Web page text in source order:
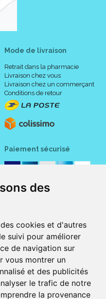
des
cookies et d'autres
suivi pour améliorer
de navigation sur
vous montrer un
et des publicités
le trafic de notre
la provenance
Mode de livraison
Retrait dans la pharmacie
Livraison chez vous
Livraison chez un commerçant
Conditions de retour
Paiement sécurisé
pharmacie française certifiée ISO
internet de la pharmacie du centre
références, au prix les plus bas possible
médical. 1700 en médicaments sans
les service suivants :
sur la France (Andorre, Monaco et
par Colissimo et ses partenaires à l'
disponible pour vos smartphones et